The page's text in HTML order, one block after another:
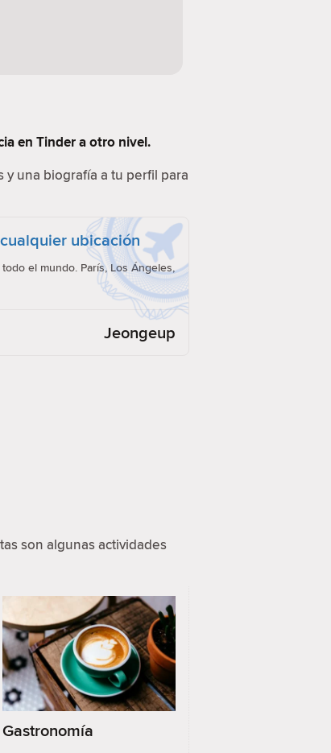
en Tinder a otro nivel.
una biografía a tu perfil para
ubicación
el mundo. París, Los Ángeles,
Jeongeup
son algunas actividades
Gastronomía